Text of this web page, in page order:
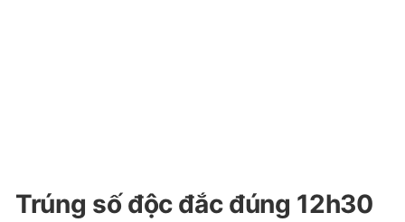
Trúng số độc đắc đúng 12h30